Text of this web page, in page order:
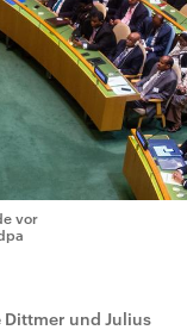
vor
Dittmer und Julius